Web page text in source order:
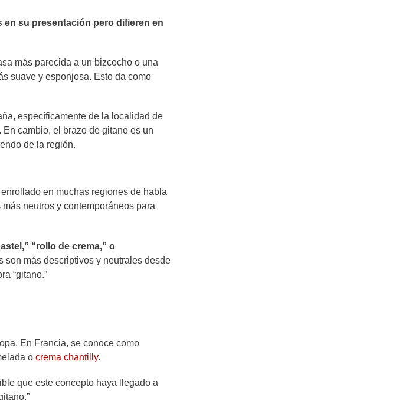
su presentación pero difieren en
más parecida a un bizcocho o una
suave y esponjosa. Esto da como
específicamente de la localidad de
cambio, el brazo de gitano es un
de la región.
en muchas regiones de habla
neutros y contemporáneos para
“rollo de crema,” o
son más descriptivos y neutrales desde
“gitano.”
En Francia, se conoce como
o crema chantilly.
que este concepto haya llegado a